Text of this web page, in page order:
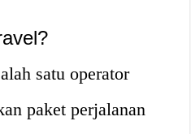
satu operator
paket perjalanan